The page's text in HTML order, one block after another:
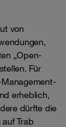
von
„Open-
Für
erheblich,
dürfte die
Trab